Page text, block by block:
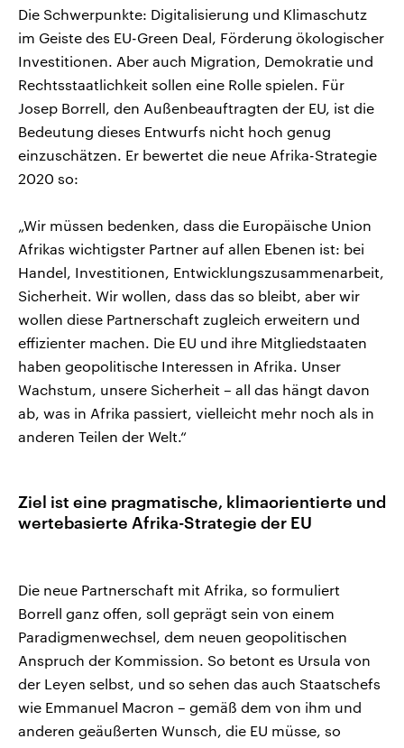
Die Schwerpunkte: Digitalisierung und Klimaschutz
im Geiste des EU-Green Deal, Förderung ökologischer
Investitionen. Aber auch Migration, Demokratie und
Rechtsstaatlichkeit sollen eine Rolle spielen. Für
Josep Borrell, den Außenbeauftragten der EU, ist die
Bedeutung dieses Entwurfs nicht hoch genug
einzuschätzen. Er bewertet die neue Afrika-Strategie
2020 so:
„Wir müssen bedenken, dass die Europäische Union
Afrikas wichtigster Partner auf allen Ebenen ist: bei
Handel, Investitionen, Entwicklungszusammenarbeit,
Sicherheit. Wir wollen, dass das so bleibt, aber wir
wollen diese Partnerschaft zugleich erweitern und
effizienter machen. Die EU und ihre Mitgliedstaaten
haben geopolitische Interessen in Afrika. Unser
Wachstum, unsere Sicherheit – all das hängt davon
ab, was in Afrika passiert, vielleicht mehr noch als in
anderen Teilen der Welt.“
Ziel ist eine pragmatische, klimaorientierte und
wertebasierte Afrika-Strategie der EU
Die neue Partnerschaft mit Afrika, so formuliert
Borrell ganz offen, soll geprägt sein von einem
Paradigmenwechsel, dem neuen geopolitischen
Anspruch der Kommission. So betont es Ursula von
der Leyen selbst, und so sehen das auch Staatschefs
wie Emmanuel Macron – gemäß dem von ihm und
anderen geäußerten Wunsch, die EU müsse, so